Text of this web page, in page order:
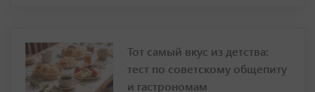
Тот самый вкус из детства:
тест по советскому общепиту
и гастрономам